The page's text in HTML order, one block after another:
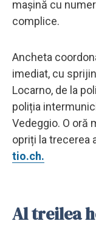
mașină cu
complice.
Ancheta
imediat, cu
Locarno, de la
poliția
Vedeggio. O oră
opriți la trecerea
tio.ch.
Al treilea